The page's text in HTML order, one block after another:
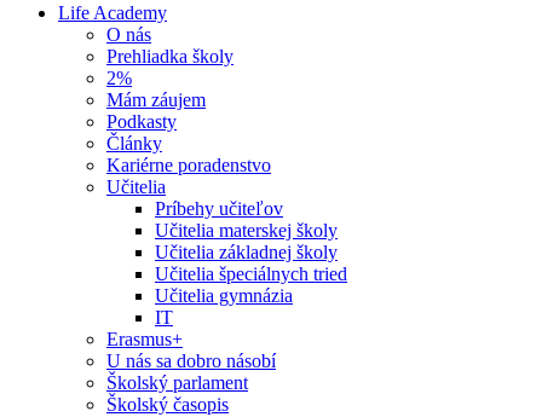
Life Academy
O nás
Prehliadka školy
2%
Mám záujem
Podkasty
Články
Kariérne poradenstvo
Učitelia
Príbehy učiteľov
Učitelia materskej školy
Učitelia základnej školy
Učitelia špeciálnych tried
Učitelia gymnázia
IT
Erasmus+
U nás sa dobro násobí
Školský parlament
Školský časopis